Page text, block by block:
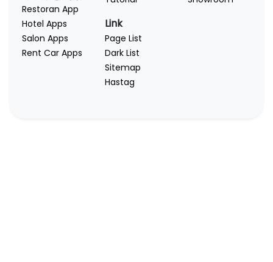
Restoran App
Hotel Apps
Salon Apps
Rent Car Apps
Link
Page List
Dark List
Sitemap
Hastag